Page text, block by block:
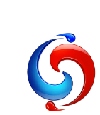
Luzhou
Laojiao)